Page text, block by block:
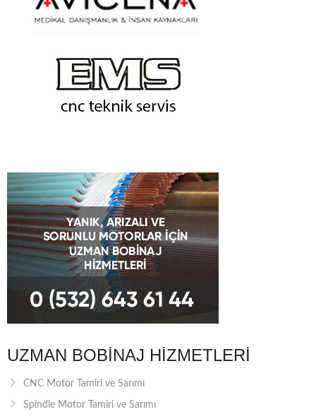
UZMAN BOBINAJ HIZMETLERI
CNC Motor Tamiri ve Sarımı
Spindle Motor Tamiri ve Sarımı